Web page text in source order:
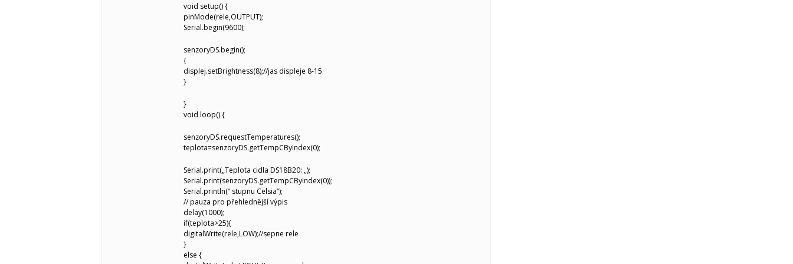
void setup() {
pinMode(rele,OUTPUT);
Serial.begin(9600);
senzoryDS.begin();
{
displej.setBrightness(8);//jas displeje 8-15
}
}
void loop() {
senzoryDS.requestTemperatures();
teplota=senzoryDS.getTempCByIndex(0);
Serial.print(„Teplota cidla DS18B20: „);
Serial.print(senzoryDS.getTempCByIndex(0));
Serial.println(“ stupnu Celsia“);
// pauza pro přehlednější výpis
delay(1000);
if(teplota>25){
digitalWrite(rele,LOW);//sepne rele
}
else {